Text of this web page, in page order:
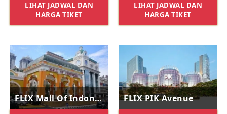
LIHAT JADWAL DAN
HARGA TIKET
LIHAT JADWAL DAN
HARGA TIKET
FLIX Mall Of Indonesia FLIX PIK Avenue